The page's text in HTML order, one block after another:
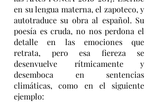
en su lengua materna, el zapoteco, y
autotraduce su obra al español. Su
poesía es cruda, no nos perdona el
detalle en las emociones que
retrata, pero esa fiereza se
desenvuelve rítmicamente y
desemboca en sentencias
climáticas, como en el siguiente
ejemplo: